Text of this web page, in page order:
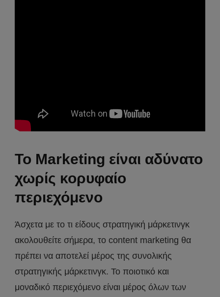
Το Marketing είναι αδύνατο
χωρίς κορυφαίο
περιεχόμενο
Άσχετα με το τι είδους στρατηγική μάρκετινγκ
ακολουθείτε σήμερα, το content marketing θα
πρέπει να αποτελεί μέρος της συνολικής
στρατηγικής μάρκετινγκ. Το ποιοτικό και
μοναδικό περιεχόμενο είναι μέρος όλων των